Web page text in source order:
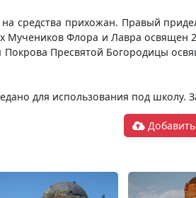
средства прихожан. Правый
Флора и Лавра освящен
Пресвятой Богородицы
для использования под школу.